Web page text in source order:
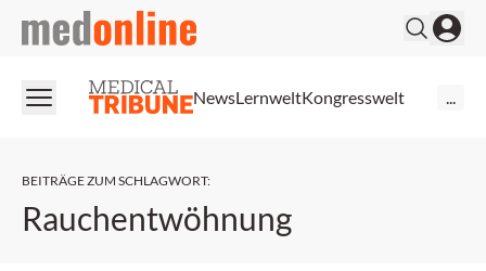
medonline
NewsLernweltKongresswelt
BEITRÄGE ZUM SCHLAGWORT:
Rauchentwöhnung